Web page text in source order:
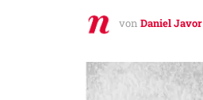
von Daniel Javor